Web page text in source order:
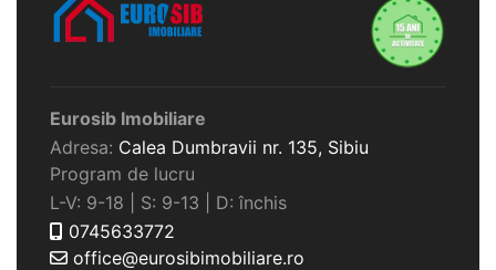
Eurosib Imobiliare
Adresa: Calea Dumbravii nr. 135, Sibiu
Program de lucru
L-V: 9-18 | S: 9-13 | D: închis
0745633772
office@eurosibimobiliare.ro